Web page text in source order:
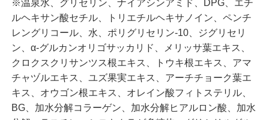
※温泉水、グリセリン、ナイアシンアミド、DPG、エチ
ルヘキサン酸セチル、トリエチルヘキサノイン、ペンチ
レングリコール、水、ポリグリセリン-10、ジグリセリ
ン、α-グルカンオリゴサッカリド、メリッサ葉エキス、
クロクスクリサンツス根エキス、トウキ根エキス、アマ
チャヅルエキス、ユズ果実エキス、アーチチョーク葉エ
キス、オウゴン根エキス、オレイン酸フィトステリル、
BG、加水分解コラーゲン、加水分解ヒアルロン酸、加水